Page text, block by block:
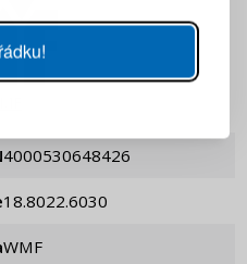
4000530648426
18.8022.6030
WMF
SE
hesla